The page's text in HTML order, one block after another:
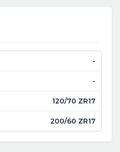
-
-
120/70 ZR17
200/60 ZR17